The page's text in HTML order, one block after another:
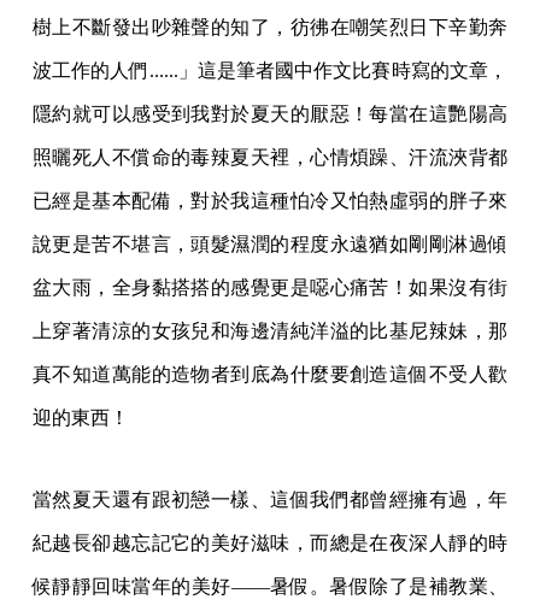
樹上不斷發出吵雜聲的知了，彷彿在嘲笑烈日下辛勤奔
波工作的人們......」這是筆者國中作文比賽時寫的文章，
隱約就可以感受到我對於夏天的厭惡！每當在這艷陽高
照曬死人不償命的毒辣夏天裡，心情煩躁、汗流浹背都
已經是基本配備，對於我這種怕冷又怕熱虛弱的胖子來
說更是苦不堪言，頭髮濕潤的程度永遠猶如剛剛淋過傾
盆大雨，全身黏搭搭的感覺更是噁心痛苦！如果沒有街
上穿著清涼的女孩兒和海邊清純洋溢的比基尼辣妹，那
真不知道萬能的造物者到底為什麼要創造這個不受人歡
迎的東西！
當然夏天還有跟初戀一樣、這個我們都曾經擁有過，年
紀越長卻越忘記它的美好滋味，而總是在夜深人靜的時
候靜靜回味當年的美好——暑假。暑假除了是補教業、